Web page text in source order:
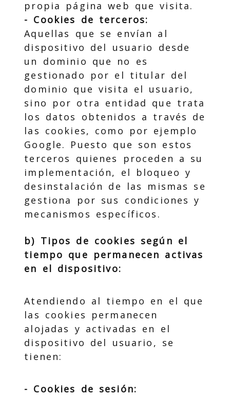
propia página web que visita.
- Cookies de terceros:
Aquellas que se envían al
dispositivo del usuario desde
un dominio que no es
gestionado por el titular del
dominio que visita el usuario,
sino por otra entidad que trata
los datos obtenidos a través de
las cookies, como por ejemplo
Google. Puesto que son estos
terceros quienes proceden a su
implementación, el bloqueo y
desinstalación de las mismas se
gestiona por sus condiciones y
mecanismos específicos.
b) Tipos de cookies según el
tiempo que permanecen activas
en el dispositivo:
Atendiendo al tiempo en el que
las cookies permanecen
alojadas y activadas en el
dispositivo del usuario, se
tienen:
- Cookies de sesión: